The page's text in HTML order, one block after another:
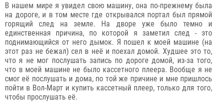
В нашем мире я увидел свою машину, она по-прежнему была
на дороге, и в том месте где открывался портал был прямой
горящий след на земле. На дворе уже было темно и
единственная причина, по которой я заметил след - это
поднимающийся от него дымок. Я пошел к моей машине (на
этот раз не бежал) сел в неё и поехал домой. Худшее это то,
что я не мог послушать запись по дороге домой, из-за того,
что в моей машине не было кассетного плеера. Вообще я не
смог её послушать и дома, по той же причине и мне пришлось
пойти в Вол-Март и купить кассетный плеер, только для того,
чтобы прослушать её.